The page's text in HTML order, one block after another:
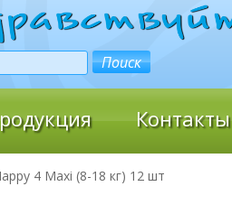
Контакты
4 Maxi (8-18 кг) 12 шт